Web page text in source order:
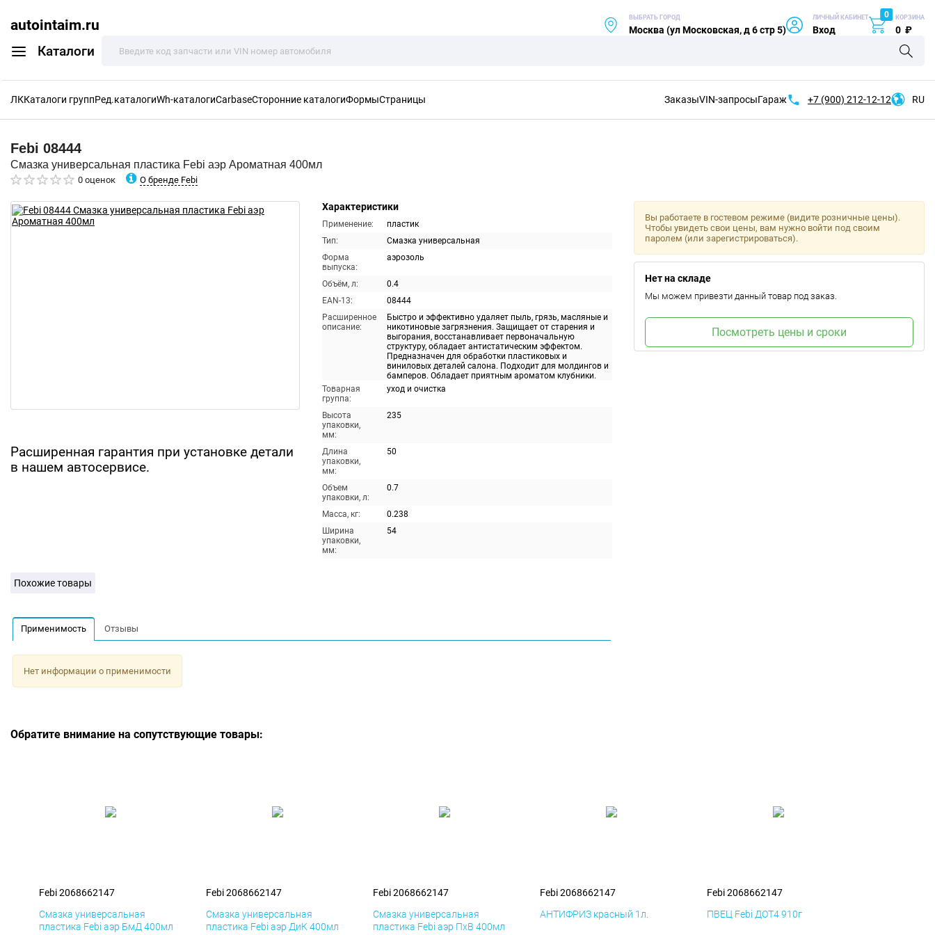
autointaim.ru
Каталоги
ВЫБРАТЬ ГОРОД
Москва (ул Московская, д 6 стр 5)
ЛИЧНЫЙ КАБИНЕТ
Вход
0 КОРЗИНА
0 ₽
ЛККаталоги группРед.каталогиWh-каталогиCarbaseСторонние каталогиФормыСтраницы ЗаказыVIN-запросыГараж +7 (900) 212-12-12 RU
Febi 08444
Смазка универсальная пластика Febi аэр Ароматная 400мл
0 оценок О бренде Febi
Расширенная гарантия при установке детали
в нашем автосервисе.
Характеристики
Применение:
пластик
Тип:
Смазка универсальная
Форма
выпуска:
аэрозоль
Объём, л:
0.4
EAN-13:
08444
Расширенное
описание:
Быстро и эффективно удаляет пыль, грязь, масляные и
никотиновые загрязнения. Защищает от старения и
выгорания, восстанавливает первоначальную
структуру, обладает антистатическим эффектом.
Предназначен для обработки пластиковых и
виниловых деталей салона. Подходит для молдингов и
бамперов. Обладает приятным ароматом клубники.
Товарная
группа:
уход и очистка
Высота
упаковки,
мм:
235
Длина
упаковки,
мм:
50
Объем
упаковки, л:
0.7
Масса, кг:
0.238
Ширина
упаковки,
мм:
54
Вы работаете в гостевом режиме (видите розничные цены).
Чтобы увидеть свои цены, вам нужно войти под своим
паролем (или зарегистрироваться).
Нет на складе
Мы можем привезти данный товар под заказ.
Посмотреть цены и сроки
Похожие товары
Применимость Отзывы
Нет информации о применимости
Обратите внимание на сопутствующие товары:
Febi 2068662147
Смазка универсальная
пластика Febi аэр БмД 400мл
Febi 2068662147
Смазка универсальная
пластика Febi аэр ДиК 400мл
Febi 2068662147
Смазка универсальная
пластика Febi аэр ПхВ 400мл
Febi 2068662147
АНТИФРИЗ красный 1л.
Febi 2068662147
ПВЕЦ Febi ДОТ4 910г